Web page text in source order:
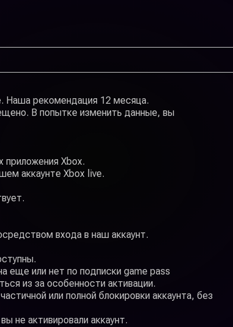
Наша рекомендация 12 месяца.
В попытке изменить данные, вы
приложения Xbox.
аккаунте Xbox live.
входа в наш аккаунт.
еще или нет по подписки game pass
из за особенности активации.
или полной блокировки аккаунта, без
не активировали аккаунт.